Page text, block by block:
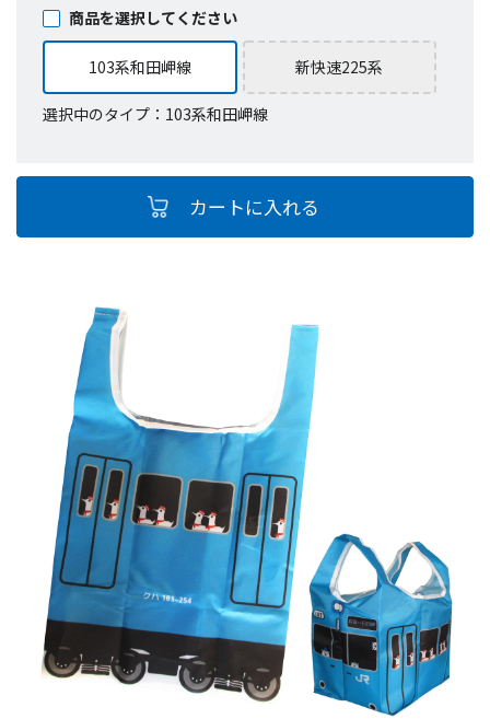
商品を選択してください
103系和田岬線 新快速225系
選択中のタイプ：103系和田岬線